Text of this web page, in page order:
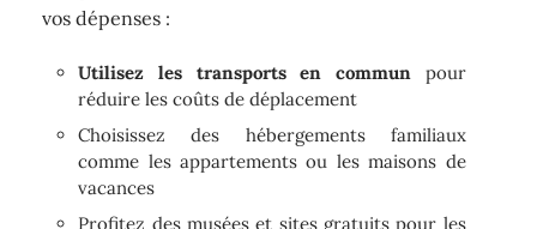
vos dépenses :
Utilisez les transports en communpour
réduire les coûts de déplacement
Choisissez des hébergements familiaux
comme les appartements ou les maisons de
vacances
Profitez des musées et sites gratuits pour les